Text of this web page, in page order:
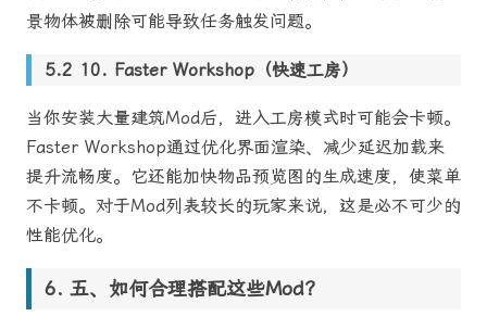
景物体被删除可能导致任务触发问题。
10. Faster Workshop（快速工房）
当你安装大量建筑Mod后，进入工房模式时可能会卡顿。
Faster Workshop通过优化界面渲染、减少延迟加载来
提升流畅度。它还能加快物品预览图的生成速度，使菜单
不卡顿。对于Mod列表较长的玩家来说，这是必不可少的
性能优化。
五、如何合理搭配这些Mod？